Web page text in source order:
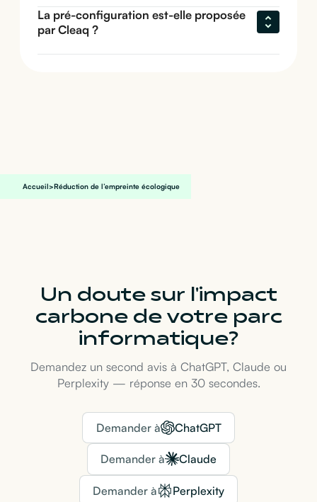
La pré-configuration est-elle proposée
par Cleaq ?
Accueil>Réduction de l’empreinte écologique
Un doute sur l'impact
carbone de votre parc
informatique ?
Demandez un second avis à ChatGPT, Claude ou
Perplexity — réponse en 30 secondes.
Demander à ChatGPT
Demander à Claude
Demander à Perplexity